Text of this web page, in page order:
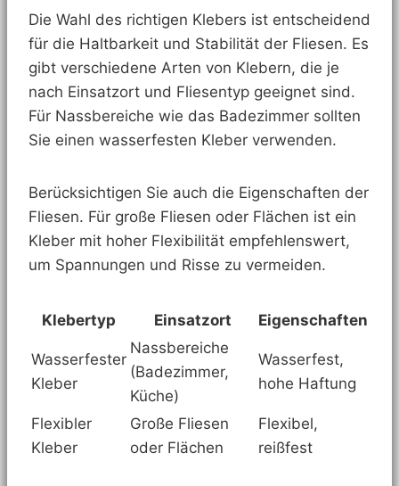
Die Wahl des richtigen Klebers ist entscheidend
für die Haltbarkeit und Stabilität der Fliesen. Es
gibt verschiedene Arten von Klebern, die je
nach Einsatzort und Fliesentyp geeignet sind.
Für Nassbereiche wie das Badezimmer sollten
Sie einen wasserfesten Kleber verwenden.
Berücksichtigen Sie auch die Eigenschaften der
Fliesen. Für große Fliesen oder Flächen ist ein
Kleber mit hoher Flexibilität empfehlenswert,
um Spannungen und Risse zu vermeiden.
Klebertyp Einsatzort Eigenschaften
Wasserfester
Kleber
Nassbereiche
(Badezimmer,
Küche)
Wasserfest,
hohe Haftung
Flexibler
Kleber
Große Fliesen
oder Flächen
Flexibel,
reißfest